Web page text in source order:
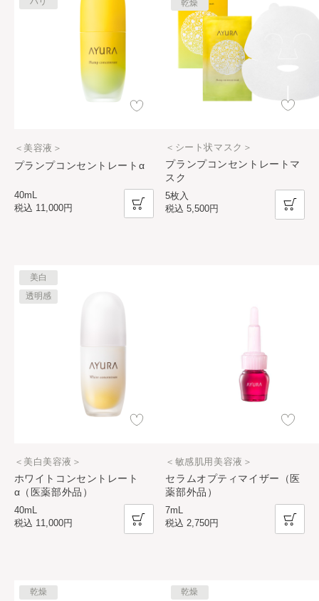
プランプコンセントレートα
＜美容液＞
40mL
税込 11,000円
プランプコンセントレートマ
スク
乾燥
＜シート状マスク＞
5枚入
税込5,500円
ホワイトコンセントレート
α（医薬部外品）
美白
透明感
＜美白美容液＞
40mL
税込 11,000円
セラムオプティマイザー（医
薬部外品）
＜敏感肌用美容液＞
7mL
税込2,750円
乾燥
乾燥